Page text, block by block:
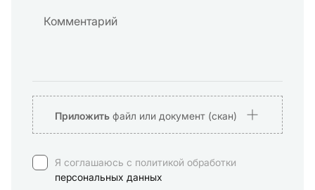
Комментарий
Приложитьфайл или документ (скан)
Я соглашаюсь с политикой обработки
персональных данных